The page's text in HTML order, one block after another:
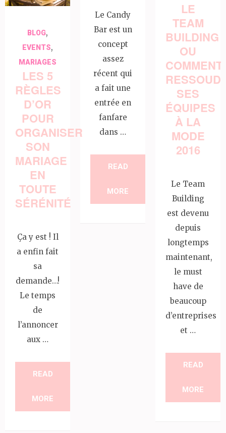
Le Candy
Bar est un
concept
assez
récent qui
a fait une
entrée en
fanfare
dans …
READ
MORE
LE
TEAM
BUILDING
OU
COMMENT
SES
ÉQUIPES
À LA
MODE
2016
Le Team
Building
est devenu
depuis
longtemps
maintenant,
le must
have de
beaucoup
d’entreprises
et …
READ
MORE
BLOG,
EVENTS,
MARIAGES
LES 5
RÈGLES
D’OR
POUR
ORGANISER
SON
MARIAGE
EN
TOUTE
SÉRÉNITÉ
Ça y est ! Il
a enfin fait
sa
demande…!
Le temps
de
l’annoncer
aux …
READ
MORE